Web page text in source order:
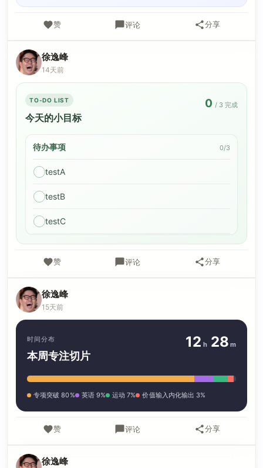
赞 评论 分享
徐逸峰
14天前
TO-DO LIST
今天的小目标
0 / 3 完成
待办事项 0/3
testA
testB
testC
赞 评论 分享
徐逸峰
15天前
时间分布
本周专注切片
12 h28 m
专项突破 80% 英语 9% 运动 7% 价值输入内化输出 3%
赞 评论 分享
徐逸峰